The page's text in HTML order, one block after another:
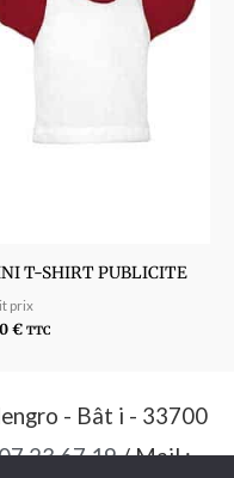
T-SHIRT PUBLICITE
prix
€ TTC
- Bât i - 33700
23 67 19/ Mail :